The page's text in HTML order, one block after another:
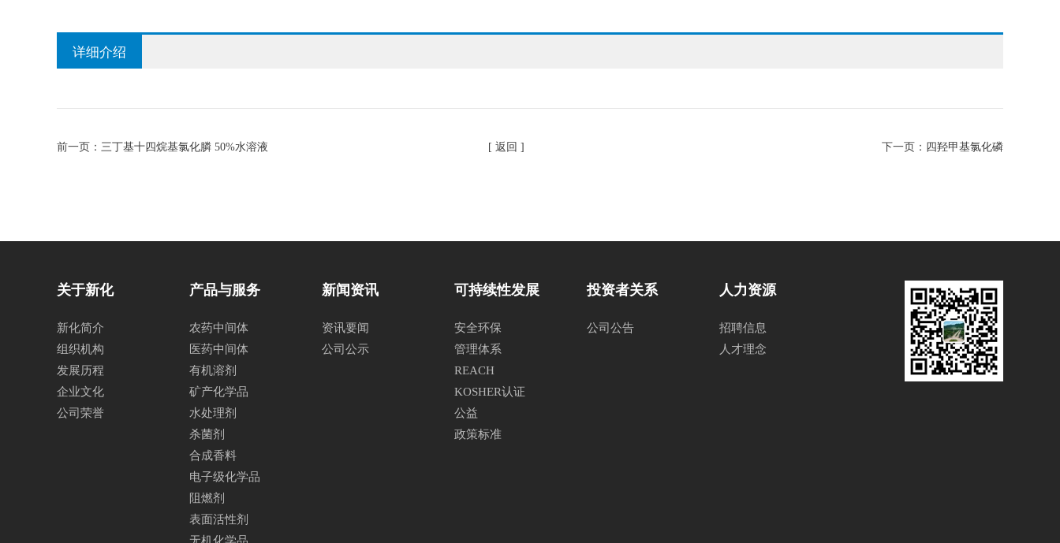
详细介绍
前一页： 三丁基十四烷基氯化膦 50%水溶液 [ 返回 ] 下一页： 四羟甲基氯化磷
关于新化
新化简介
组织机构
发展历程
企业文化
公司荣誉
产品与服务
农药中间体
医药中间体
有机溶剂
矿产化学品
水处理剂
杀菌剂
合成香料
电子级化学品
阻燃剂
表面活性剂
新闻资讯
资讯要闻
公司公示
可持续性发展
安全环保
管理体系
REACH
KOSHER认证
公益
政策标准
投资者关系
公司公告
人力资源
招聘信息
人才理念